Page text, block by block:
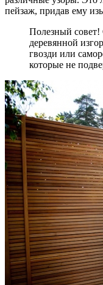
пейзаж, придав ему
Полезный совет!
деревянной
гвозди или
которые не